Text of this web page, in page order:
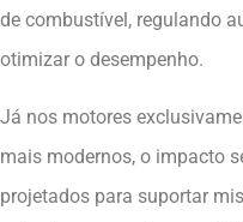
de combustível, regulando
otimizar o desempenho.
Já nos motores
mais modernos, o impacto
projetados para suportar